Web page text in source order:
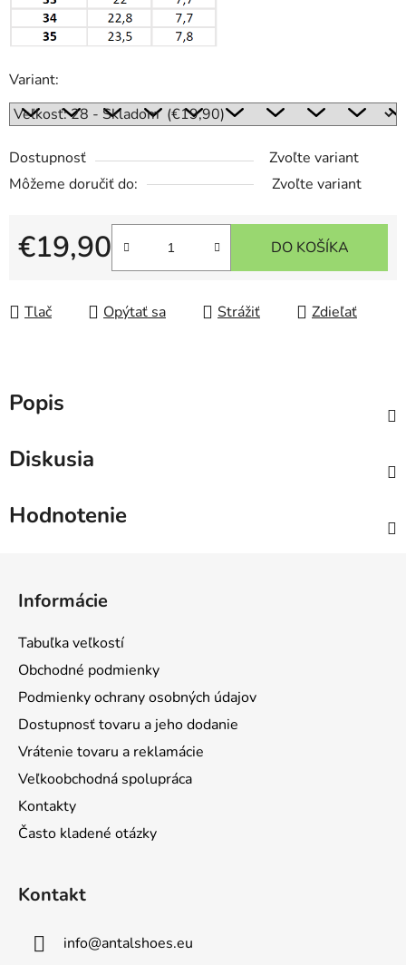
Variant:
Dostupnosť
Zvoľte variant
Môžeme doručiť do:
Zvoľte variant
€19,90
Jednotková cena:
DO KOŠÍKA
Tlač Opýtať sa Strážiť Zdieľať
Popis
Diskusia
Hodnotenie
Informácie
Tabuľka veľkostí
Obchodné podmienky
Podmienky ochrany osobných údajov
Dostupnosť tovaru a jeho dodanie
Vrátenie tovaru a reklamácie
Veľkoobchodná spolupráca
Kontakty
Často kladené otázky
Kontakt
info@antalshoes.eu